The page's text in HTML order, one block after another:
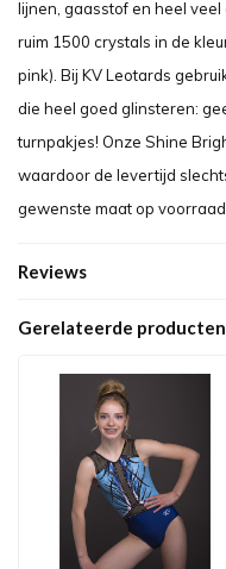
lijnen, gaasstof en heel
ruim 1500 crystals in de
pink). Bij KV Leotards
die heel goed glinsteren:
turnpakjes! Onze Shine
waardoor de levertijd
gewenste maat op voorraad
Reviews
Gerelateerde producten